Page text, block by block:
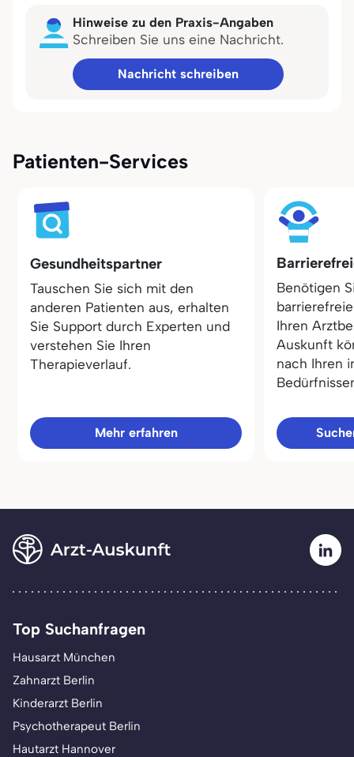
Hinweise zu den Praxis-Angaben
Schreiben Sie uns eine Nachricht.
Nachricht schreiben
Patienten-Services
Gesundheitspartner
Tauschen Sie sich mit den
anderen Patienten aus, erhalten
Sie Support durch Experten und
verstehen Sie Ihren
Therapieverlauf.
Mehr erfahren
Benötigen
Ihren
Auskunft
nach Ihren
Top Suchanfragen
Hausarzt München
Zahnarzt Berlin
Kinderarzt Berlin
Psychotherapeut Berlin
Hautarzt Hannover